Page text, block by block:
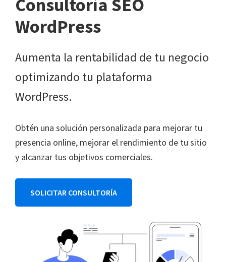
Consultoría SEO
WordPress
Aumenta la rentabilidad de tu negocio
optimizando tu plataforma
WordPress.
Obtén una solución personalizada para mejorar tu
presencia online, mejorar el rendimiento de tu sitio
y alcanzar tus objetivos comerciales.
SOLICITAR CONSULTORÍA